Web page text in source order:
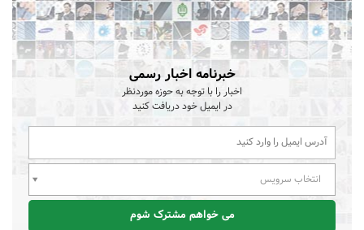
خبرنامه اخبار رسمی
اخبار را با توجه به حوزه موردنظر
در ایمیل خود دریافت کنید
انتخاب سرویس
می خواهم مشترک شوم